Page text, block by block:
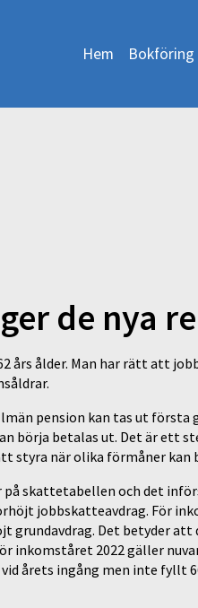
Hem
de nya
års ålder. Man har rätt att
pension kan tas ut första
börja betalas ut. Det är ett
styra när olika förmåner kan
skattetabellen och det
jobbskatteavdrag. För
Det betyder att
2022 gäller
årets ingång men inte fyllt